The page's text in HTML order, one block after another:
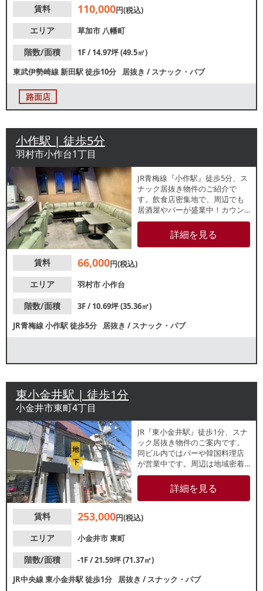
賃料
110,000円(税込)
エリア
草加市 八幡町
階数/面積
1F / 14.97坪 (49.5㎡)
東武伊勢崎線新田駅徒歩10分 居抜き /スナック・パブ
路面店
小作駅 | 徒歩5分
羽村市小作台1丁目
JR青梅線『小作駅』徒歩5分、ス
ナック居抜き物件のご紹介で
す。飲食店密集地で、周辺でも
居酒屋やバーが盛業中！カウン
ター席・ソファー席のある店内
は約10坪の広さで、類似業態ご
希望の方おすすめ！諸条件等、
詳細を見る
賃料 66,000円(税込)
エリア
羽村市小作台
階数/面積
3F / 10.69坪 (35.36㎡)
JR青梅線小作駅徒歩5分 居抜き /スナック・パブ
東小金井駅 | 徒歩1分
小金井市東町4丁目
JR『東小金井駅』徒歩1分、スナ
ック居抜き物件のご案内です。
同ビル内ではバーや韓国料理店
が営業中です。周辺は地域密着
型の営業に最適なエリアです。
諸条件等、お気軽にお問合せく
詳細を見る
賃料 253,000円(税込)
エリア
小金井市東町
階数/面積
-1F / 21.59坪 (71.37㎡)
JR中央線東小金井駅徒歩1分 居抜き /スナック・パブ